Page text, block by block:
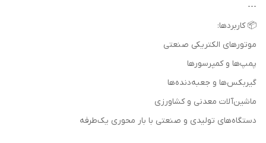
---
📦 کاربردها:
موتورهای الکتریکی صنعتی
پمپ‌ها و کمپرسورها
گیربکس‌ها و جعبه‌دنده‌ها
ماشین‌آلات معدنی و کشاورزی
دستگاه‌های تولیدی و صنعتی با بار محوری یک‌طرفه